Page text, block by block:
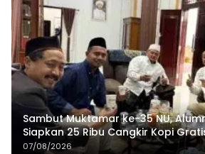
Sambut Muktamar ke-35 NU,
Siapkan 25 Ribu Cangkir Kopi
07/08/2026